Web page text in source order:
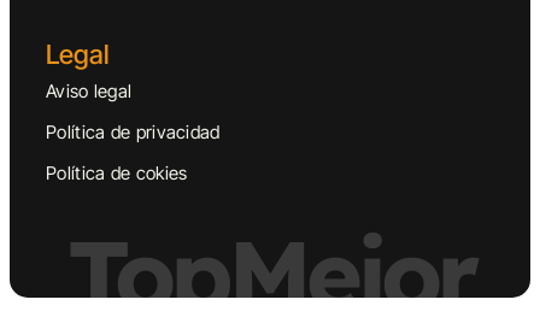
Legal
Aviso legal
Política de privacidad
Política de cokies
TopMejor